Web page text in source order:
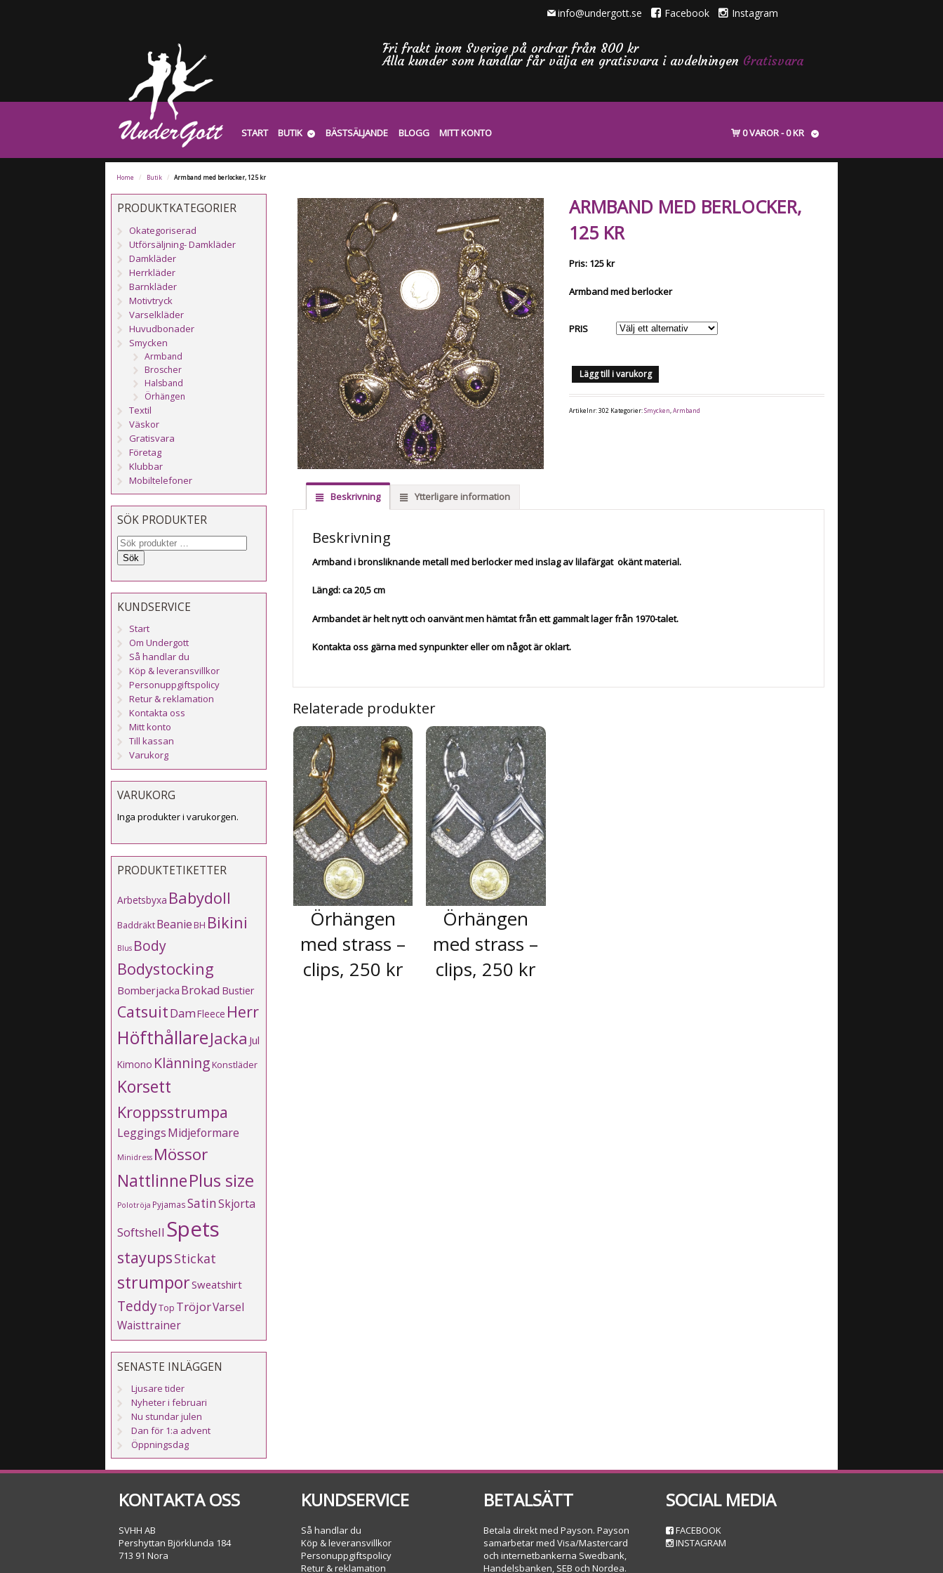
info@undergott.se Facebook Instagram
Fri frakt inom Sverige på ordrar från 800 kr
Alla kunder som handlar får välja en gratisvara i avdelningen Gratisvara
START BUTIK BÄSTSÄLJANDE BLOGG MITT KONTO 0 VAROR 0 KR
Home / Butik / Armband med berlocker, 125 kr
ARMBAND MED BERLOCKER,
125 KR
Pris: 125 kr
Armband med berlocker
PRIS
Lägg till i varukorg
Artikelnr:302 Kategorier:Smycken,Armband
Beskrivning Ytterligare information
Beskrivning
Armband i bronsliknande metall med berlocker med inslag av lilafärgat okänt material.
Längd: ca 20,5 cm
Armbandet är helt nytt och oanvänt men hämtat från ett gammalt lager från 1970-talet.
Kontakta oss gärna med synpunkter eller om något är oklart.
Relaterade produkter
Örhängen
med strass –
clips, 250 kr
Örhängen
med strass –
clips, 250 kr
PRODUKTKATEGORIER
Okategoriserad
Utförsäljning- Damkläder
Damkläder
Herrkläder
Barnkläder
Motivtryck
Varselkläder
Huvudbonader
Smycken
Armband
Broscher
Halsband
Örhängen
Textil
Väskor
Gratisvara
Företag
Klubbar
Mobiltelefoner
SÖK PRODUKTER
Sök
KUNDSERVICE
Start
Om Undergott
Så handlar du
Köp & leveransvillkor
Personuppgiftspolicy
Retur & reklamation
Kontakta oss
Mitt konto
Till kassan
Varukorg
VARUKORG
Inga produkter i varukorgen.
PRODUKTETIKETTER
Arbetsbyxa Babydoll
BaddräktBeanieBH Bikini
Blus Body
Bodystocking
Bomberjacka Brokad Bustier
CatsuitDamFleece Herr
HöfthållareJacka Jul
Kimono KlänningKonstläder
Korsett
Kroppsstrumpa
LeggingsMidjeformare
Minidress Mössor
NattlinnePlus size
Polotröja PyjamasSatinSkjorta
Softshell Spets
stayupsStickat
strumporSweatshirt
TeddyTop TröjorVarsel
Waisttrainer
SENASTE INLÄGGEN
Ljusare tider
Nyheter i februari
Nu stundar julen
Dan för 1:a advent
Öppningsdag
KONTAKTA OSS
SVHH AB
Pershyttan Björklunda 184
713 91 Nora
KUNDSERVICE
Så handlar du
Köp & leveransvillkor
Personuppgiftspolicy
Retur & reklamation
BETALSÄTT
Betala direkt med Payson. Payson
samarbetar med Visa/Mastercard
och internetbankerna Swedbank,
Handelsbanken, SEB och Nordea.
SOCIAL MEDIA
FACEBOOK
INSTAGRAM